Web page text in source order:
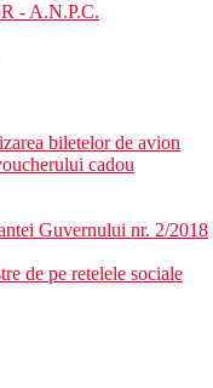
- A.N.P.C.
biletelor de avion
cadou
Guvernului nr. 2/2018
de pe retelele sociale